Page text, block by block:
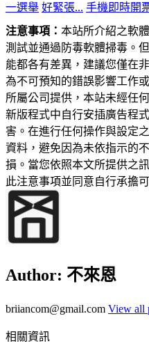
一選舉 好緊張... 手機即時開
注意事項： 本站所介紹之軟
測試並通過防毒軟體掃毒。
能都各有差異，建議您僅在
為不可預知的錯誤影響工作
所屬公司提供，本站未經任
新版程式中自行安插廣告程
害。在進行任何操作與設定
資料，避免因為未依指示的
損。當您依照本文所提供之
此注意事項並同意自行承擔
Author: 不來恩
briiancom@gmail.com View all
相關資訊